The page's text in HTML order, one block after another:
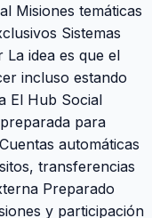
Misiones temáticas
Sistemas
idea es que el
incluso estando
El Hub Social
para
automáticas
transferencias
Preparado
y participación